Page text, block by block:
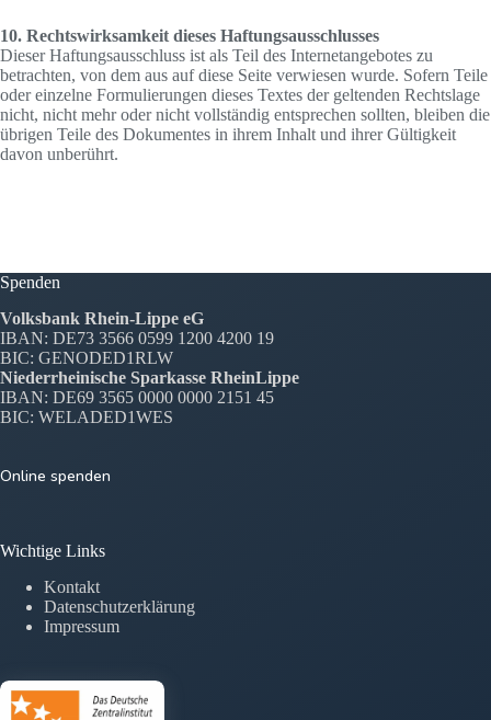
10. Rechtswirksamkeit dieses Haftungsausschlusses
Dieser Haftungsausschluss ist als Teil des Internetangebotes zu
betrachten, von dem aus auf diese Seite verwiesen wurde. Sofern Teile
oder einzelne Formulierungen dieses Textes der geltenden Rechtslage
nicht, nicht mehr oder nicht vollständig entsprechen sollten, bleiben die
übrigen Teile des Dokumentes in ihrem Inhalt und ihrer Gültigkeit
davon unberührt.
Spenden
Volksbank Rhein-Lippe eG
IBAN: DE73 3566 0599 1200 4200 19
BIC: GENODED1RLW
Niederrheinische Sparkasse RheinLippe
IBAN: DE69 3565 0000 0000 2151 45
BIC: WELADED1WES
Online spenden
Wichtige Links
Kontakt
Datenschutzerklärung
Impressum